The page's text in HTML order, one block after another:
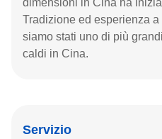
dimensioni in Cina ha
Tradizione ed esperienza
siamo stati uno di più
caldi in Cina.
Servizio